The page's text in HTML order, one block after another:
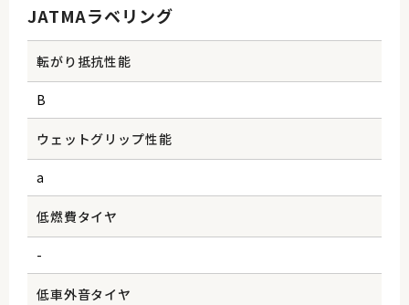
JATMAラベリング
転がり抵抗性能
B
ウェットグリップ性能
a
低燃費タイヤ
-
低車外音タイヤ